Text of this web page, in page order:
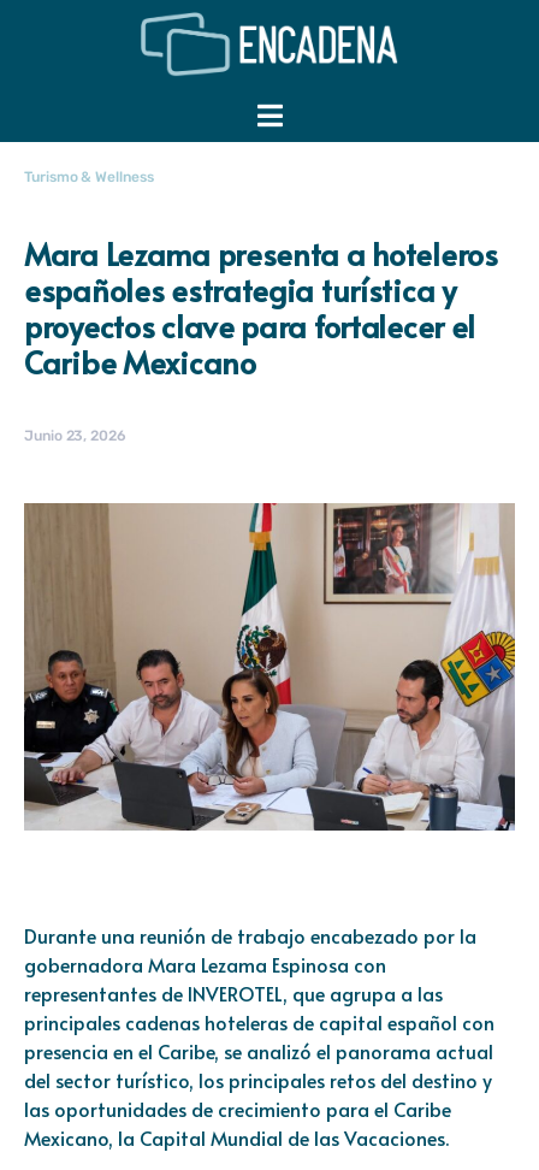
Turismo & Wellness
Mara Lezama presenta a hoteleros
españoles estrategia turística y
proyectos clave para fortalecer el
Caribe Mexicano
Junio 23, 2026
Durante una reunión de trabajo encabezado por la
gobernadora Mara Lezama Espinosa con
representantes de INVEROTEL, que agrupa a las
principales cadenas hoteleras de capital español con
presencia en el Caribe, se analizó el panorama actual
del sector turístico, los principales retos del destino y
las oportunidades de crecimiento para el Caribe
Mexicano, la Capital Mundial de las Vacaciones.